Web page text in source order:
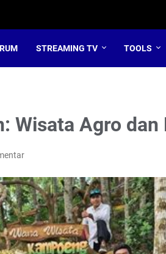
STREAMING TV TOOLS
Wisata Agro dan